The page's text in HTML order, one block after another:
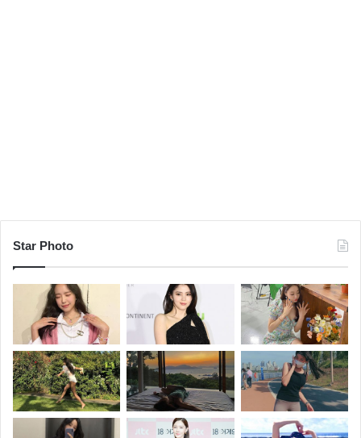
Star Photo